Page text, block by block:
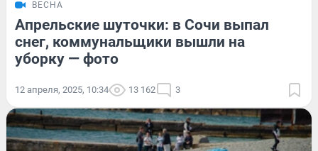
ВЕСНА
Апрельские шуточки: в Сочи выпал
снег, коммунальщики вышли на
уборку — фото
12 апреля, 2025, 10:34 13 162 3